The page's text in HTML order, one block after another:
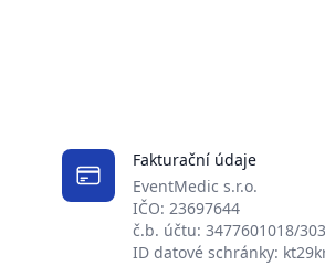
Fakturační údaje
EventMedic s.r.o.
IČO: 23697644
č.b. účtu: 3477601018/
ID datové schránky: